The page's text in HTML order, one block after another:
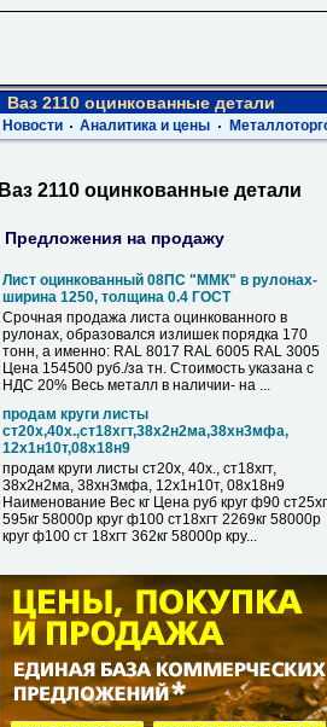
Ваз 2110 оцинкованные детали
Новости Аналитика и цены
Ваз 2110 оцинкованные детали
Предложения на продажу
Лист оцинкованный 08ПС "ММК" в рулонах-
ширина 1250, толщина 0.4 ГОСТ
Срочная продажа листа оцинкованного в
рулонах, образовался излишек порядка 170
тонн, а именно: RAL 8017 RAL 6005 RAL 3005
Цена 154500 руб./за тн. Стоимость указана с
НДС 20% Весь металл в наличии- на ...
продам круги листы
ст20х,40х.,ст18хгт,38х2н2ма,38хн3мфа,
12х1н10т,08х18н9
продам круги листы ст20х, 40х., ст18хгт,
38х2н2ма, 38хн3мфа, 12х1н10т, 08х18н9
Наименование Вес кг Цена руб круг ф90
595кг 58000р круг ф100 ст18хгт 2269кг 58000р
круг ф100 ст 18хгт 362кг 58000р кру...